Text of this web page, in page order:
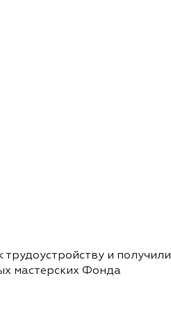
и получили
мастерских Фонда